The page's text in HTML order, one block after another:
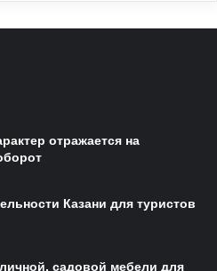
отражается на
Казани для туристов
садовой мебели для